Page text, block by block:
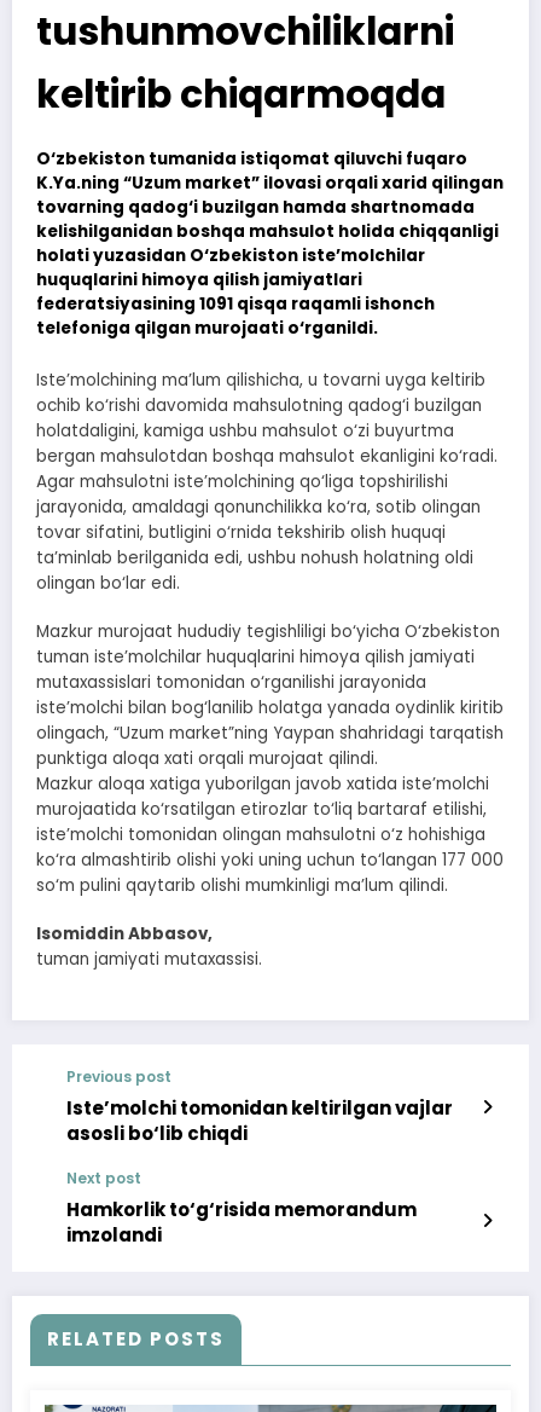
tushunmovchiliklarni
keltirib chiqarmoqda
O‘zbekiston tumanida istiqomat qiluvchi fuqaro
K.Ya.ning “Uzum market” ilovasi orqali xarid qilingan
tovarning qadog‘i buzilgan hamda shartnomada
kelishilganidan boshqa mahsulot holida chiqqanligi
holati yuzasidan O‘zbekiston iste’molchilar
huquqlarini himoya qilish jamiyatlari
federatsiyasining 1091 qisqa raqamli ishonch
telefoniga qilgan murojaati o‘rganildi.
Iste’molchining ma’lum qilishicha, u tovarni uyga keltirib
ochib ko‘rishi davomida mahsulotning qadog‘i buzilgan
holatdaligini, kamiga ushbu mahsulot o‘zi buyurtma
bergan mahsulotdan boshqa mahsulot ekanligini ko‘radi.
Agar mahsulotni iste’molchining qo‘liga topshirilishi
jarayonida, amaldagi qonunchilikka ko‘ra, sotib olingan
tovar sifatini, butligini o‘rnida tekshirib olish huquqi
ta’minlab berilganida edi, ushbu nohush holatning oldi
olingan bo‘lar edi.
Mazkur murojaat hududiy tegishliligi bo‘yicha O‘zbekiston
tuman iste’molchilar huquqlarini himoya qilish jamiyati
mutaxassislari tomonidan o‘rganilishi jarayonida
iste’molchi bilan bog‘lanilib holatga yanada oydinlik kiritib
olingach, “Uzum market”ning Yaypan shahridagi tarqatish
punktiga aloqa xati orqali murojaat qilindi.
Mazkur aloqa xatiga yuborilgan javob xatida iste’molchi
murojaatida ko‘rsatilgan etirozlar to‘liq bartaraf etilishi,
iste’molchi tomonidan olingan mahsulotni o‘z hohishiga
ko‘ra almashtirib olishi yoki uning uchun to‘langan 177 000
so‘m pulini qaytarib olishi mumkinligi ma’lum qilindi.
Isomiddin Abbasov,
tuman jamiyati mutaxassisi.
Previous post
Iste’molchi tomonidan keltirilgan vajlar
asosli bo‘lib chiqdi
Next post
Hamkorlik to‘g‘risida memorandum
imzolandi
RELATED POSTS